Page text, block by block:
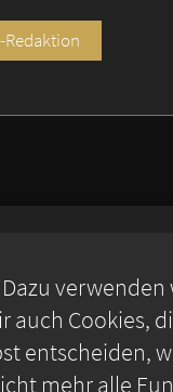
Cookies,
entscheiden,
mehr alle
Redaktion